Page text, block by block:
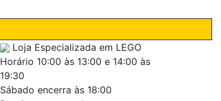
Loja Especializada em LEGO
Horário 10:00 às 13:00 e 14:00 às
19:30
Sábado encerra às 18:00